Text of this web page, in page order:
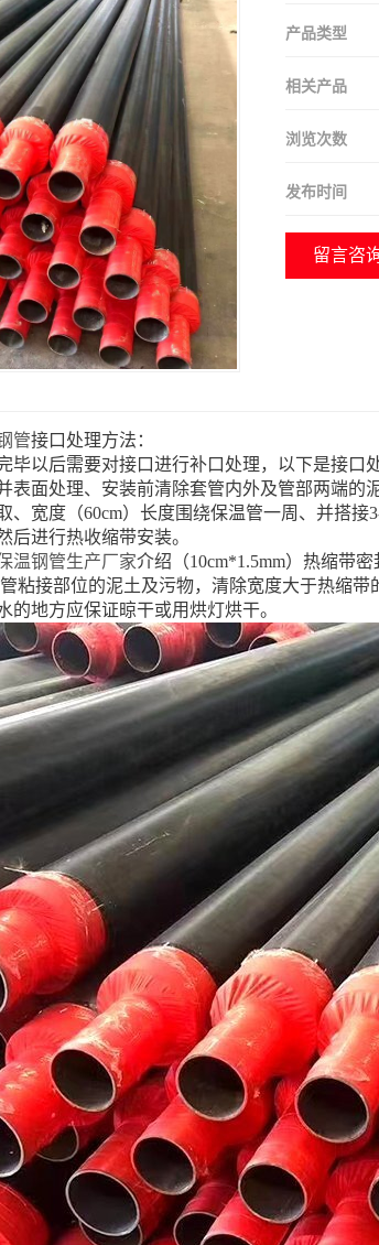
产品类型
相关产品
浏览次数
发布时间
留言咨
管接口处理方法：
毕以后需要对接口进行补口处理，以下是接口
表面处理、安装前清除套管内外及管部两端的
、宽度（60cm）长度围绕保温管一周、并搭
后进行热收缩带安装。
温钢管生产厂家介绍（10cm*1.5mm）热缩带
粘接部位的泥土及污物，清除宽度大于热缩
的地方应保证晾干或用烘灯烘干。